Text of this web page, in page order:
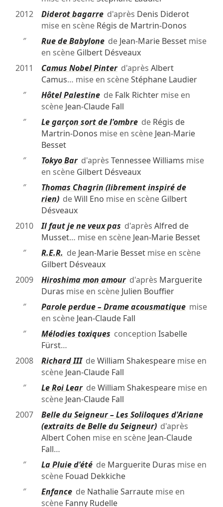
2012
Diderot bagarred'après Denis Diderot
mise en scène Régis de Martrin-Donos
″
Rue de Babylonede Jean-Marie Bessetmise
en scène Gilbert Désveaux
2011
Camus Nobel Pinterd'après Albert
Camus… mise en scèneStéphane Laudier
″
Hôtel Palestinede Falk Richtermise en
scène Jean-Claude Fall
″
Le garçon sort de l'ombrede Régis de
Martrin-Donos mise en scène Jean-Marie
Besset
″
Tokyo Bard'après Tennessee Williams mise
en scène Gilbert Désveaux
″
Thomas Chagrin (librement inspiré de
rien)deWill Eno mise en scène Gilbert
Désveaux
2010
Il faut je ne veux pas d'après Alfred de
Musset… mise en scène Jean-Marie Besset
″
R.E.R. de Jean-Marie Bessetmise en scène
Gilbert Désveaux
2009
Hiroshima mon amourd'après Marguerite
Duras mise en scène Julien Bouffier
″
Parole perdue – Drame acousmatiquemise
en scène Jean-Claude Fall
″
Mélodies toxiques conception Isabelle
Fürst…
2008
Richard IIIdeWilliam Shakespearemise en
scène Jean-Claude Fall
″
Le Roi LeardeWilliam Shakespearemise en
scène Jean-Claude Fall
2007
Belle du Seigneur – Les Soliloques d'Ariane
(extraits de Belle du Seigneur)d'après
Albert Cohen mise en scène Jean-Claude
Fall…
″
La Pluie d'étéde Marguerite Duras mise en
scène Fouad Dekkiche
″
Enfancede Nathalie Sarrautemise en
scène Fanny Rudelle